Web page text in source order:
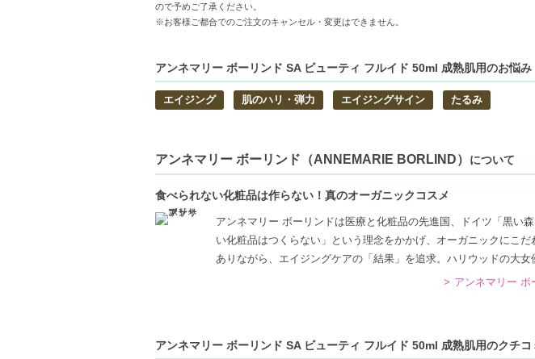
明細書は分割してそれぞれの荷物に同梱されますが手数料等の変更はございませ
◇この商品はラッピングができません。
【商品の特徴】
引き締め効果-成熟した肌に向けたファーミング効果を発揮します。
抗酸化作用-バックビーン抽出物が肌を外的要因から守ります。
【こんな方へおすすめ】
成熟した肌にハリを求める方
敏感肌の方、安全なスキンケアをお探しの方
【JAN/UPC:4011061238734】
ので予めご了承ください。
※お客様ご都合でのご注文のキャンセル・変更はできません。
アンネマリー ボーリンド SA ビューティ フルイド 50ml 成熟肌用のお悩み
エイジング 肌のハリ・弾力 エイジングサイン たるみ
アンネマリー ボーリンド（ANNEMARIE BORLIND） について
食べられない化粧品は作らない！真のオーガニックコスメ
アンネマリー ボーリンドは医療と化粧品の先進国、ドイツ「黒い
い化粧品はつくらない」という理念をかかげ、オーガニックにこ
ありながら、エイジングケアの「結果」を追求。ハリウッドの大女
アンネマリー ボ
アンネマリー ボーリンド SA ビューティ フルイド 50ml 成熟肌用のクチコ